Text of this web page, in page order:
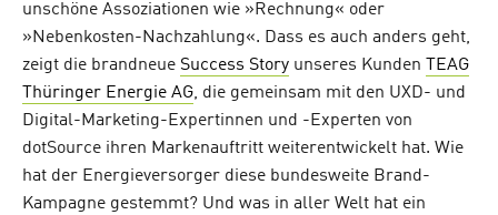
unschöne Assoziationen wie »Rechnung« oder
»Nebenkosten-Nachzahlung«. Dass es auch anders geht,
zeigt die brandneue Success Story unseres Kunden TEAG
Thüringer Energie AG, die gemeinsam mit den UXD- und
Digital-Marketing-Expertinnen und -Experten von
dotSource ihren Markenauftritt weiterentwickelt hat. Wie
hat der Energieversorger diese bundesweite Brand-
Kampagne gestemmt? Und was in aller Welt hat ein